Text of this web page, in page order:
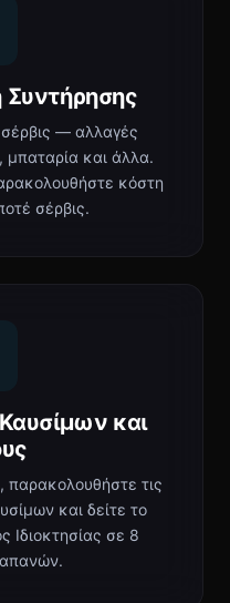
— αλλαγές
μπαταρία και άλλα.
κόστη
σέρβις.
και
παρακολουθήστε τις
και δείτε το
Ιδιοκτησίας σε 8